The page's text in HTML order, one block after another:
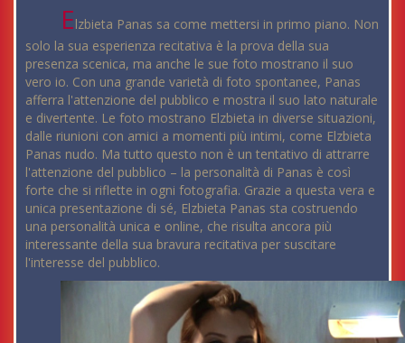
Elzbieta Panas sa come mettersi in primo piano. Non
solo la sua esperienza recitativa è la prova della sua
presenza scenica, ma anche le sue foto mostrano il suo
vero io. Con una grande varietà di foto spontanee, Panas
afferra l'attenzione del pubblico e mostra il suo lato naturale
e divertente. Le foto mostrano Elzbieta in diverse situazioni,
dalle riunioni con amici a momenti più intimi, come Elzbieta
Panas nudo. Ma tutto questo non è un tentativo di attrarre
l'attenzione del pubblico – la personalità di Panas è così
forte che si riflette in ogni fotografia. Grazie a questa vera e
unica presentazione di sé, Elzbieta Panas sta costruendo
una personalità unica e online, che risulta ancora più
interessante della sua bravura recitativa per suscitare
l'interesse del pubblico.